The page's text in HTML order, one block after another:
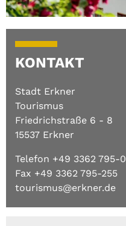
KONTAKT
Stadt Erkner
Tourismus
Friedrichstraße 6 - 8
15537 Erkner
Telefon +49 3362 795-0
Fax +49 3362 795-255
tourismus@erkner.de